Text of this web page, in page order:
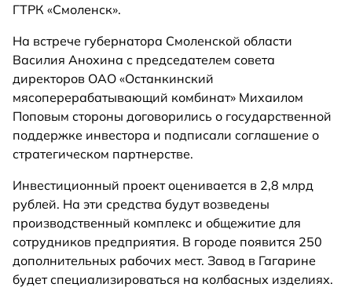
ГТРК «Смоленск».
На встрече губернатора Смоленской области
Василия Анохина с председателем совета
директоров ОАО «Останкинский
мясоперерабатывающий комбинат» Михаилом
Поповым стороны договорились о государственной
поддержке инвестора и подписали соглашение о
стратегическом партнерстве.
Инвестиционный проект оценивается в 2,8 млрд
рублей. На эти средства будут возведены
производственный комплекс и общежитие для
сотрудников предприятия. В городе появится 250
дополнительных рабочих мест. Завод в Гагарине
будет специализироваться на колбасных изделиях.